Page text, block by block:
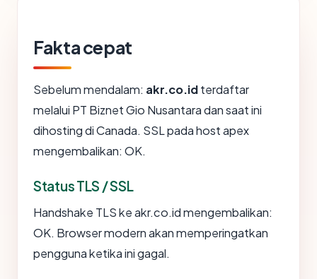
Fakta cepat
Sebelum mendalam: akr.co.idterdaftar
melalui PT Biznet Gio Nusantara dan saat ini
dihosting di Canada. SSL pada host apex
mengembalikan: OK.
Status TLS / SSL
Handshake TLS ke akr.co.id mengembalikan:
OK. Browser modern akan memperingatkan
pengguna ketika ini gagal.